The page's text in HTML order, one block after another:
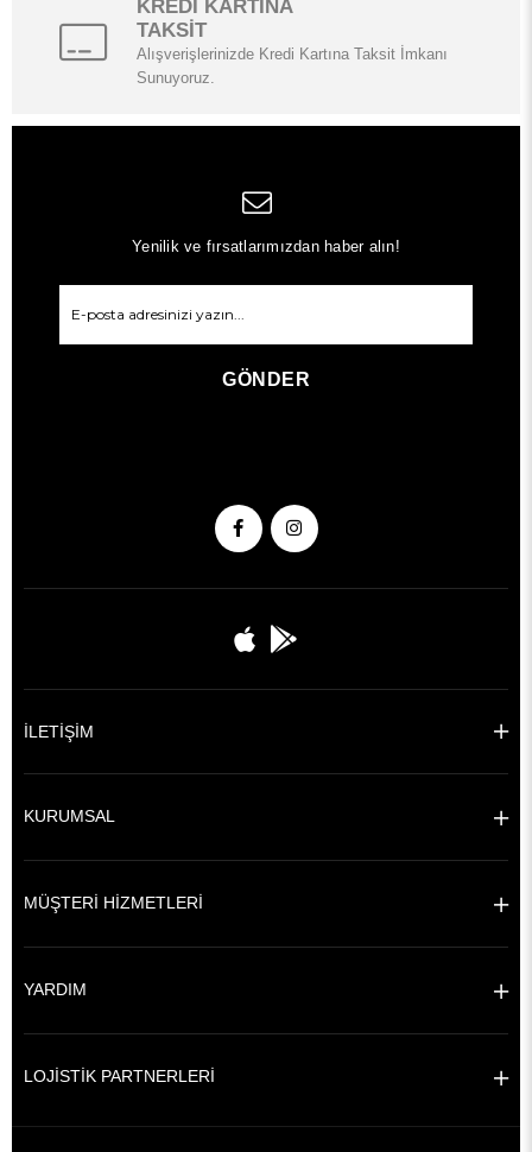
KREDİ KARTINA
TAKSİT
Alışverişlerinizde Kredi Kartına Taksit İmkanı
Sunuyoruz.
Yenilik ve fırsatlarımızdan haber alın!
GÖNDER
İLETİŞİM
KURUMSAL
MÜŞTERİ HİZMETLERİ
YARDIM
LOJİSTİK PARTNERLERİ